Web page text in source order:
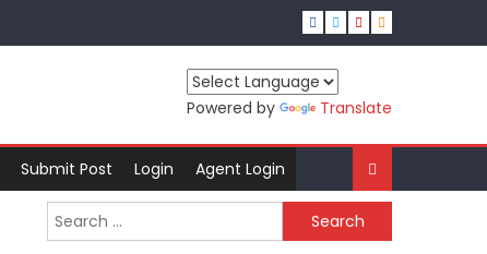
Powered by Translate
Submit Post Login Agent Login
Search
for: